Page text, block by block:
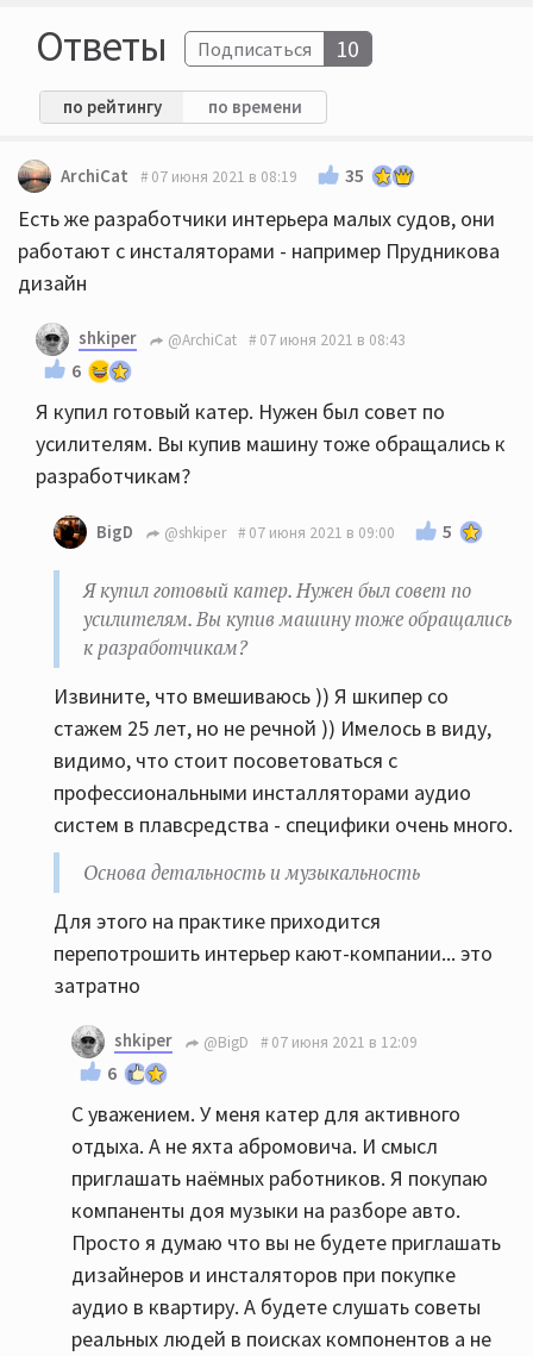
Ответы Подписаться 10
по рейтингу по времени
ArchiCat 07 июня 2021 в 08:19 35
Есть же разработчики интерьера малых судов, они
работают с инсталяторами - например Прудникова
дизайн
shkiper @ArchiCat 07 июня 2021 в 08:43
6
Я купил готовый катер. Нужен был совет по
усилителям. Вы купив машину тоже обращались к
разработчикам?
BigD @shkiper 07 июня 2021 в 09:00 5
Я купил готовый катер. Нужен был совет по
усилителям. Вы купив машину тоже обращались
к разработчикам?
Извините, что вмешиваюсь )) Я шкипер со
стажем 25 лет, но не речной )) Имелось в виду,
видимо, что стоит посоветоваться с
профессиональными инсталляторами аудио
систем в плавсредства - специфики очень много.
Основа детальность и музыкальность
Для этого на практике приходится
перепотрошить интерьер кают-компании... это
затратно
shkiper @BigD 07 июня 2021 в 12:09
6
С уважением. У меня катер для активного
отдыха. А не яхта абромовича. И смысл
приглашать наёмных работников. Я покупаю
компаненты доя музыки на разборе авто.
Просто я думаю что вы не будете приглашать
дизайнеров и инсталяторов при покупке
аудио в квартиру. А будете слушать советы
реальных людей в поисках компонентов а не